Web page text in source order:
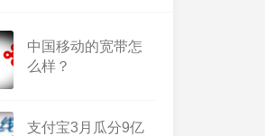
中国移动的宽带怎
么样？
支付宝3月瓜分9亿